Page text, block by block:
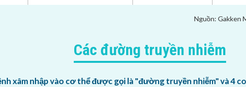
Nguồn: Gakken
Các đường truyền nhiễm
xâm nhập vào cơ thể được gọi là "đường truyền nhiễm" và 4